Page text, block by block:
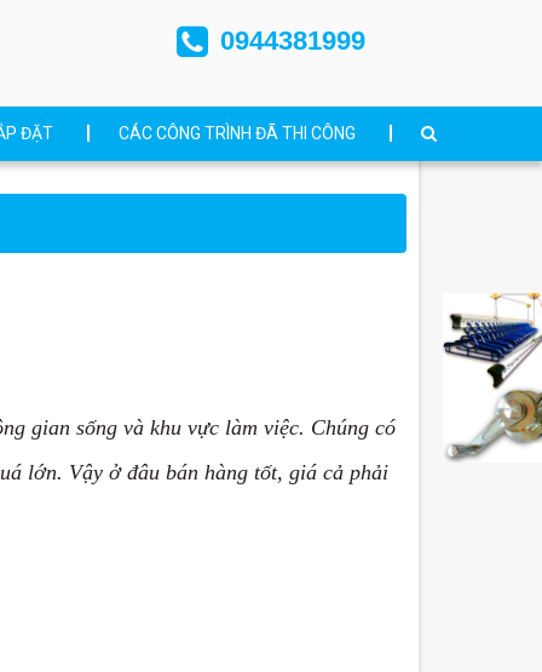
0944381999
ĐẶT CÁC CÔNG TRÌNH ĐÃ THI CÔNG
gian sống và khu vực làm việc. Chúng có
lớn. Vậy ở đâu bán hàng tốt, giá cả phải